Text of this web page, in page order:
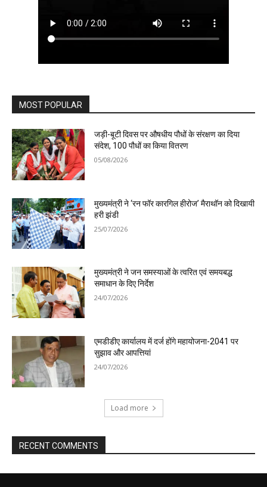
MOST POPULAR
जड़ी-बूटी दिवस पर औषधीय पौधों के संरक्षण का दिया
संदेश, 100 पौधों का किया वितरण
05/08/2026
मुख्यमंत्री ने ‘रन फॉर कारगिल हीरोज’ मैराथॉन को दिखायी
हरी झंडी
25/07/2026
मुख्यमंत्री ने जन समस्याओं के त्वरित एवं समयबद्ध
समाधान के दिए निर्देश
24/07/2026
एमडीडीए कार्यालय में दर्ज होंगे महायोजना-2041 पर
सुझाव और आपत्तियां
24/07/2026
Load more
RECENT COMMENTS